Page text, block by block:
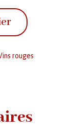
rouges